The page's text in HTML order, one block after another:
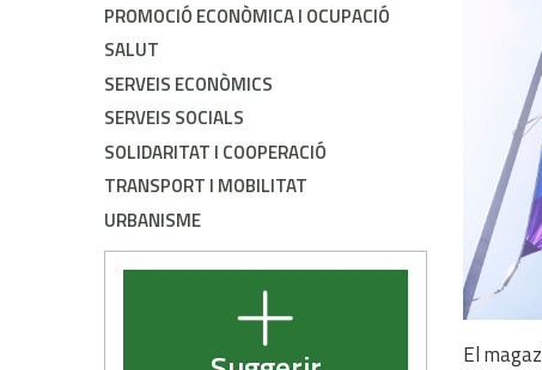
PROMOCIÓ ECONÒMICA I OCUPACIÓ
SALUT
SERVEIS ECONÒMICS
SERVEIS SOCIALS
SOLIDARITAT I COOPERACIÓ
TRANSPORT I MOBILITAT
URBANISME
El